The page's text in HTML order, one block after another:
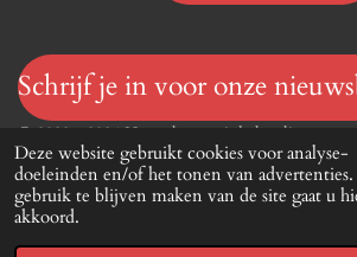
Deze website gebruikt cookies voor analyse-
doeleinden en/of het tonen van
gebruik te blijven maken van de site gaat u
akkoord.
Schrijf je in voor onze
© 2023 - 2026 Hengelsportwinkel.online
Powered byJouwWeb